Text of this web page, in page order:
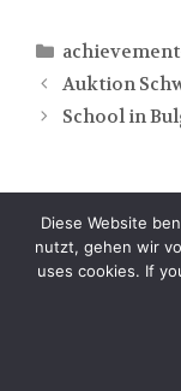
Kategorien
Auktion
School in
Henstedt-
Diese Website
nutzt, gehen wir
uses cookies. If